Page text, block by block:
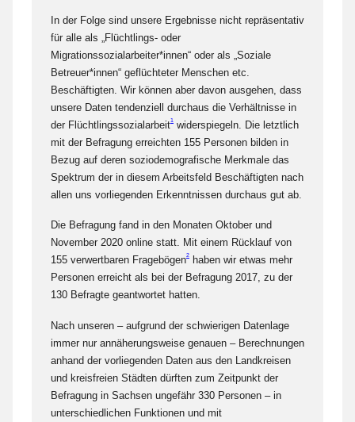
In der Folge sind unsere Ergebnisse nicht repräsentativ
für alle als „Flüchtlings- oder
Migrationssozialarbeiter*innen“ oder als „Soziale
Betreuer*innen“ geflüchteter Menschen etc.
Beschäftigten. Wir können aber davon ausgehen, dass
unsere Daten tendenziell durchaus die Verhältnisse in
der Flüchtlingssozialarbeit1 widerspiegeln. Die letztlich
mit der Befragung erreichten 155 Personen bilden in
Bezug auf deren soziodemografische Merkmale das
Spektrum der in diesem Arbeitsfeld Beschäftigten nach
allen uns vorliegenden Erkenntnissen durchaus gut ab.
Die Befragung fand in den Monaten Oktober und
November 2020 online statt. Mit einem Rücklauf von
155 verwertbaren Fragebögen2
haben wir etwas mehr
Personen erreicht als bei der Befragung 2017, zu der
130 Befragte geantwortet hatten.
Nach unseren – aufgrund der schwierigen Datenlage
immer nur annäherungsweise genauen – Berechnungen
anhand der vorliegenden Daten aus den Landkreisen
und kreisfreien Städten dürften zum Zeitpunkt der
Befragung in Sachsen ungefähr 330 Personen – in
unterschiedlichen Funktionen und mit